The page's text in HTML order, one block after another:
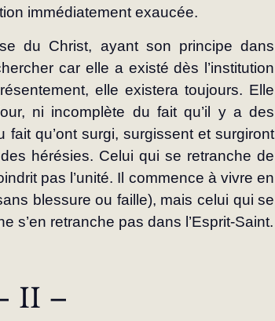
immédiatement exaucée.
du Christ, ayant son principe dans
car elle a existé dès l’institution
elle existera toujours. Elle
ni incomplète du fait qu’il y a des
qu’ont surgi, surgissent et surgiront
hérésies. Celui qui se retranche de
pas l’unité. Il commence à vivre en
blessure ou faille), mais celui qui se
s’en retranche pas dans l’Esprit-Saint.
II –